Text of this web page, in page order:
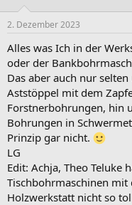
n
e
:
2. Dezember 2023
Alles was Ich in der
oder der
Das aber auch nur
Aststöppel mit dem
Forstnerbohrungen, hin
Bohrungen in
Prinzip gar nicht.
LG
Edit: Achja, Theo Teluke
Tischbohrmaschinen
Holzwerkstatt nicht so